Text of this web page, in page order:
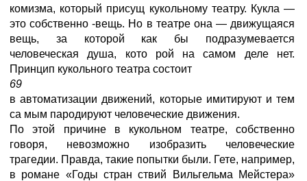
комизма, который присущ кукольному театру. Кукла —
это собственно -вещь. Но в театре она — движущаяся
вещь, за которой как бы подразумевается
человеческая душа, кото рой на самом деле нет.
Принцип кукольного театра состоит
69
в автоматизации движений, которые имитируют и тем
са мым пародируют человеческие движения.
По этой причине в кукольном театре, собственно
говоря, невозможно изобразить человеческие
трагедии. Правда, такие попытки были. Гете, например,
в романе «Годы стран ствий Вильгельма Мейстера»